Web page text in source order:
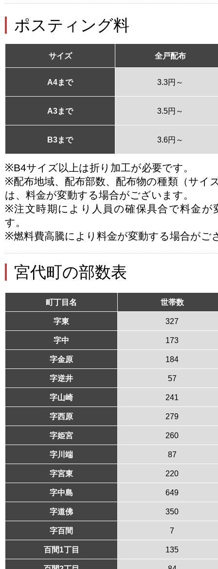
ポスティング料
サイズ 全戸配布
A4まで 3.3円～
A3まで 3.5円～
B3まで 3.6円～
※B4サイズ以上は折り加工が必要です。
※配布地域、配布部数、配布物の種類（サイ
は、料金が変動する場合がございます。
※注文時期により人員の確保具合で料金が
す。
※燃料費高騰により料金が変動する場合がご
宮代町の部数表
町丁目名 世帯数
字東 327
字中 173
字金原 184
字逆井 57
字山崎 241
字西原 279
字姫宮 260
字川端 87
字宮東 220
字中島 649
字道佛 350
字百間 7
百間1丁目 135